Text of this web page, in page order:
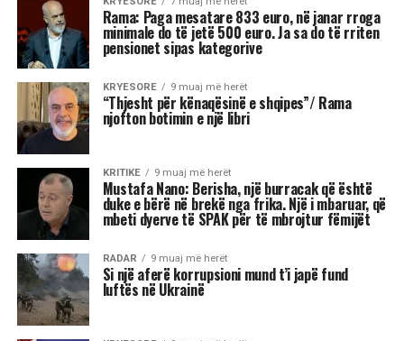
Fitorja e Mamdanit duhet të
trajtohet me kujdes nga
Partia Demokratike. Ajo ka
rizbuluar aftësitë e
ndërmjetësimit agresiv të
Barack Obamës, duke
shfrytëzuar shqetësimet e
votuesve në lidhje me
ekonominë përpara
zgjedhjeve të mesit të
mandatit…